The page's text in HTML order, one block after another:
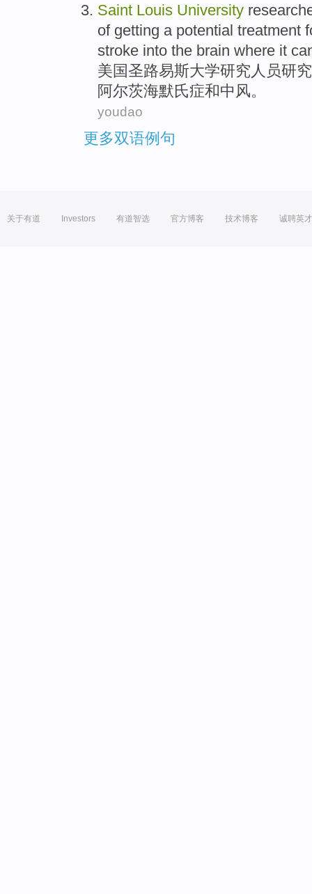
Saint Louis University
of getting a potential treatment
stroke into the brain where it
美国圣路易斯大学研究人员研究
阿尔茨海默氏症和中风。
youdao
更多双语例句
关于有道 Investors 有道智选 官方博客 技术博客 诚聘英才